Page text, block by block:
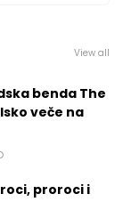
View all
benda The
veče na
proroci i